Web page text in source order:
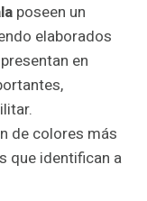
poseen un
elaborados
en
de colores más
que identifican a